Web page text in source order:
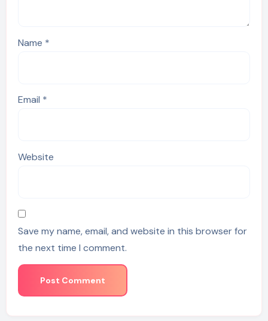
Name *
Email *
Website
Save my name, email, and website in this browser for
the next time I comment.